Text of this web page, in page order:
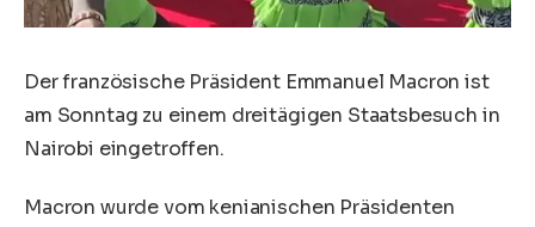
Der französische Präsident Emmanuel Macron ist
am Sonntag zu einem dreitägigen Staatsbesuch in
Nairobi eingetroffen.
Macron wurde vom kenianischen Präsidenten